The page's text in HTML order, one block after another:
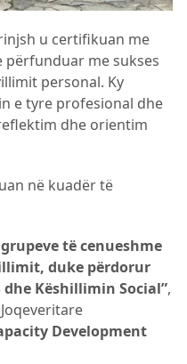
u certifikuan me
përfunduar me sukses
personal. Ky
e tyre profesional dhe
dhe orientim
në kuadër të
të cenueshme
duke përdorur
Këshillimin Social”,
Development